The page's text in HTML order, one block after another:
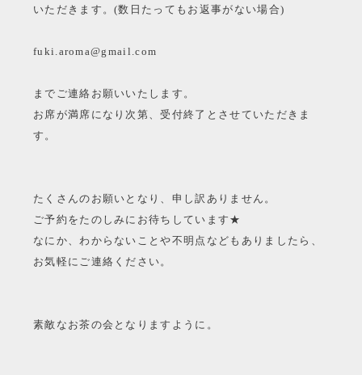
いただきます。(数日たってもお返事がない場合)
fuki.aroma@gmail.com
までご連絡お願いいたします。
お席が満席になり次第、受付終了とさせていただきま
す。
たくさんのお願いとなり、申し訳ありません。
ご予約をたのしみにお待ちしています★
なにか、わからないことや不明点などもありましたら、
お気軽にご連絡ください。
素敵なお茶の会となりますように。